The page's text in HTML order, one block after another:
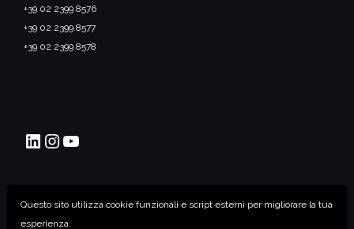
Questo sito utilizza cookie funzionali e script esterni per migliorare la tua
esperienza.
+39 02 2399 8576
+39 02 2399 8577
+39 02 2399 8578
DriSMi PoliMI
Instagram
YouTube
Milano